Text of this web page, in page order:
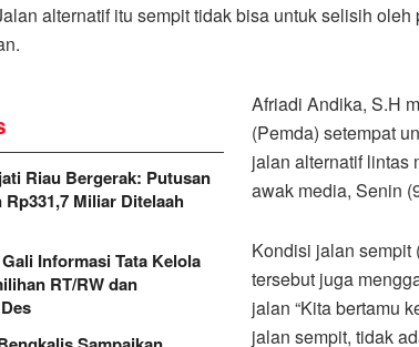
alternatif itu sempit tidak bisa untuk selisih
Riau Bergerak: Putusan
Miliar Ditelaah
Informasi Tata Kelola
RT/RW dan
Afriadi Andika, S.H
(Pemda) setempat
jalan alternatif lintas
awak media, Senin
Kondisi jalan sempit
tersebut juga
jalan “Kita bertamu
jalan sempit, tidak